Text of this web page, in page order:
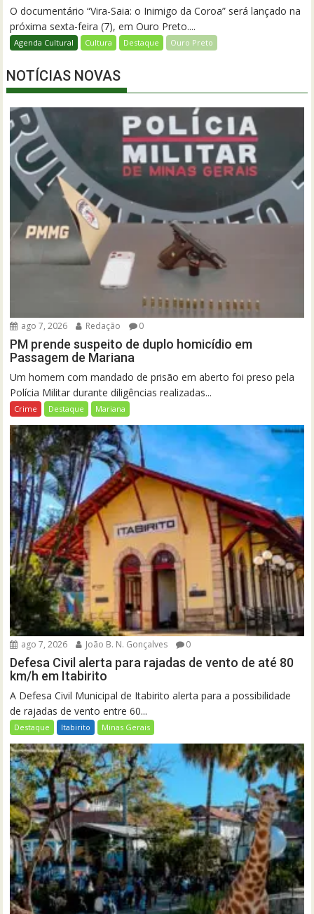
O documentário “Vira-Saia: o Inimigo da Coroa” será lançado na
próxima sexta-feira (7), em Ouro Preto....
Agenda Cultural Cultura Destaque Ouro Preto
NOTÍCIAS NOVAS
ago 7, 2026 Redação 0
PM prende suspeito de duplo homicídio em
Passagem de Mariana
Um homem com mandado de prisão em aberto foi preso pela
Polícia Militar durante diligências realizadas...
Crime Destaque Mariana
ago 7, 2026 João B. N. Gonçalves 0
Defesa Civil alerta para rajadas de vento de até 80
km/h em Itabirito
A Defesa Civil Municipal de Itabirito alerta para a possibilidade
de rajadas de vento entre 60...
Destaque Itabirito Minas Gerais